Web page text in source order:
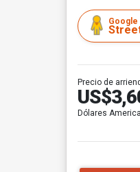
Google
Precio de
Dólares